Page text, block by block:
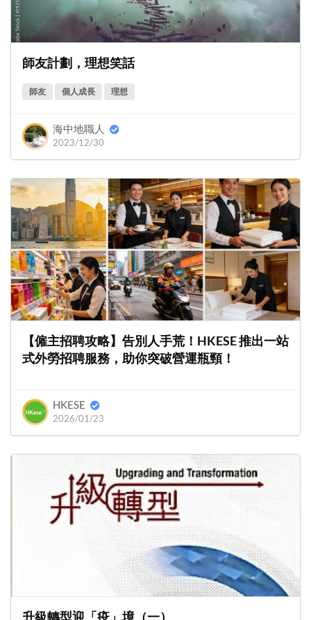
師友計劃，理想笑話
師友 個人成長 理想
海中地職人
2023/12/30
【僱主招聘攻略】告別人手荒！HKESE 推出一站
式外勞招聘服務，助你突破營運瓶頸！
HKESE
2026/01/23
升級轉型迎「疫」境（一）